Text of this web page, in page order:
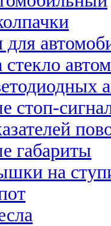
стоп-
габариты
на